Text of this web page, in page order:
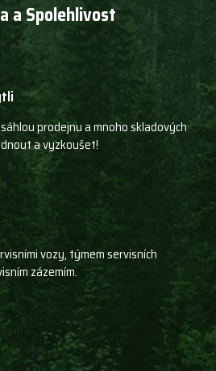
a Spolehlivost
prodejnu a mnoho skladových
a vyzkoušet!
vozy, týmem servisních
zázemím.